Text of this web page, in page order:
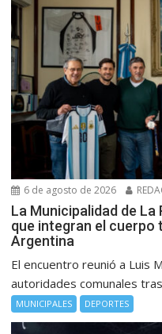
6 de agosto de 2026
La Municipalidad de
que integran el cuerpo
Argentina
El encuentro reunió a Luis
autoridades comunales
MUNICIPALES DEPORTES